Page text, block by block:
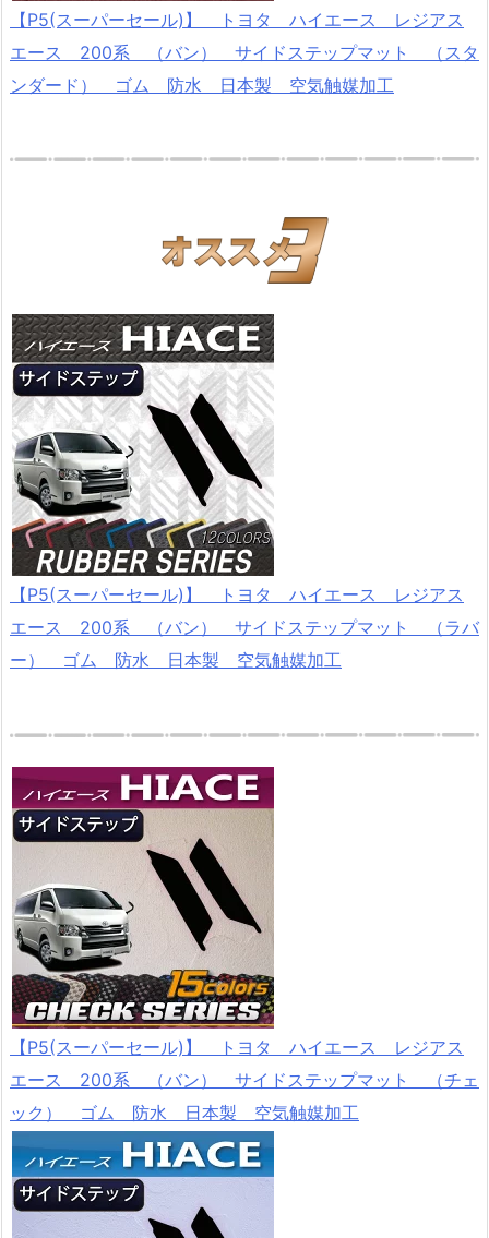
【P5(スーパーセール)】 トヨタ ハイエース レジアス
エース 200系 （バン） サイドステップマット （スタ
ンダード） ゴム 防水 日本製 空気触媒加工
【P5(スーパーセール)】 トヨタ ハイエース レジアス
エース 200系 （バン） サイドステップマット （ラバ
ー） ゴム 防水 日本製 空気触媒加工
【P5(スーパーセール)】 トヨタ ハイエース レジアス
エース 200系 （バン） サイドステップマット （チェ
ック） ゴム 防水 日本製 空気触媒加工